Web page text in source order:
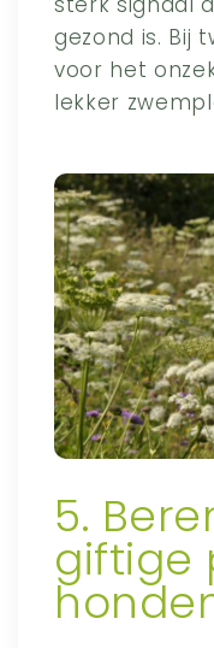
gezond is. Bij
voor het
lekker
5.
giftige